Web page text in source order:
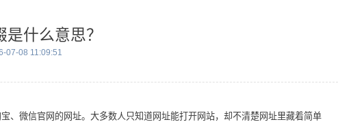
是什么意思？
07-08 11:09:51
、微信官网的网址。大多数人只知道网址能打开网站，却不清楚网址里藏着简单